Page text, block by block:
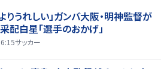
りうれしい」ガンバ大阪・明神監督が
配白星「選手のおかげ」
サッカー